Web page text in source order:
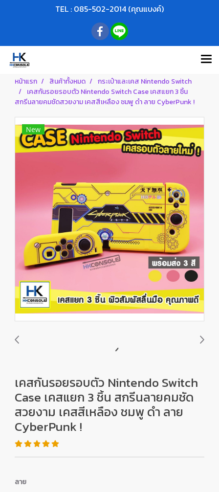
TEL : 085-502-2014 (คุณแบงค์)
หน้าแรก สินค้าทั้งหมด
กระเป๋าและเคส Nintendo Switch
เคสกันรอยรอบตัว Nintendo Switch Case เคสแยก 3 ชิ้น
สกรีนลายคมชัดสวยงาม เคสสีเหลือง ชมพู ดำ ลาย CyberPunk !
New
เคสกันรอยรอบตัว Nintendo Switch
Case เคสแยก 3 ชิ้น สกรีนลายคมชัด
สวยงาม เคสสีเหลือง ชมพู ดำ ลาย
CyberPunk !
ลาย